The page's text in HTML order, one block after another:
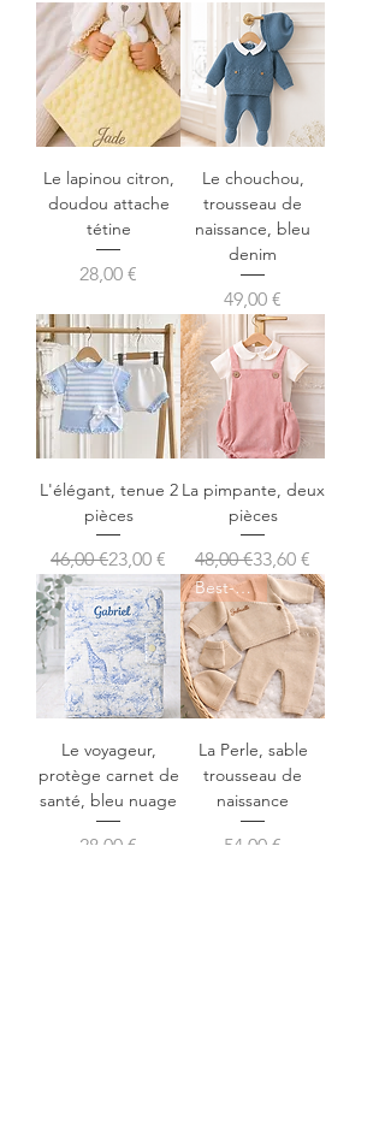
Le lapinou citron,
doudou attache
tétine
Prix
28,00 €
Le chouchou,
trousseau de
naissance, bleu
denim
Prix
49,00 €
L'élégant, tenue 2
pièces
Prix original
46,00 €Prix promotionnel
23,00 €
La pimpante, deux
pièces
Prix original
48,00 €Prix
33,60 €
Le voyageur,
protège carnet de
santé, bleu nuage
Prix
28,00 €
Best-seller
La Perle, sable
trousseau de
naissance
Prix
54,00 €